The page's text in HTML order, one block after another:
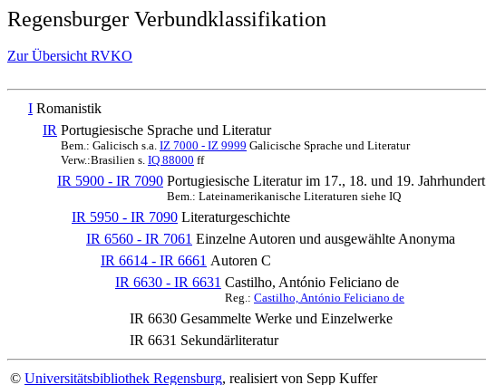
Regensburger Verbundklassifikation
Zur Übersicht RVKO
I Romanistik
IR Portugiesische Sprache und Literatur
Bem.: Galicisch s.a. IZ 7000 - IZ 9999 Galicische Sprache und Literatur
Verw.:Brasilien s. IQ 88000 ff
IR 5900 - IR 7090 Portugiesische Literatur im 17., 18. und 19. Jahrhundert
Bem.: Lateinamerikanische Literaturen siehe IQ
IR 5950 - IR 7090 Literaturgeschichte
IR 6560 - IR 7061 Einzelne Autoren und ausgewählte Anonyma
IR 6614 - IR 6661 Autoren C
IR 6630 - IR 6631 Castilho, António Feliciano de
Reg.: Castilho, António Feliciano de
IR 6630 Gesammelte Werke und Einzelwerke
IR 6631 Sekundärliteratur
© Universitätsbibliothek Regensburg, realisiert von Sepp Kuffer